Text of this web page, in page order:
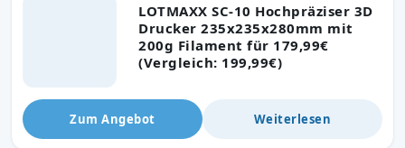
LOTMAXX SC-10 Hochpräziser 3D
Drucker 235x235x280mm mit
200g Filament für 179,99€
(Vergleich: 199,99€)
Zum Angebot Weiterlesen